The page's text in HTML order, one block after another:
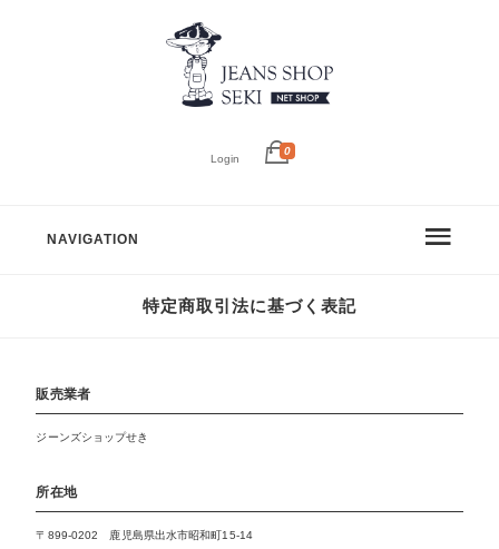
Login
0
NAVIGATION
特定商取引法に基づく表記
販売業者
ジーンズショップせき
所在地
〒899-0202 鹿児島県出水市昭和町15-14